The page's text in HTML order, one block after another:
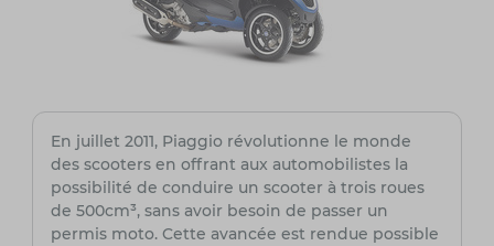
En juillet 2011, Piaggio révolutionne le monde
des scooters en offrant aux automobilistes la
possibilité de conduire un scooter à trois roues
de 500cm³, sans avoir besoin de passer un
permis moto. Cette avancée est rendue possible